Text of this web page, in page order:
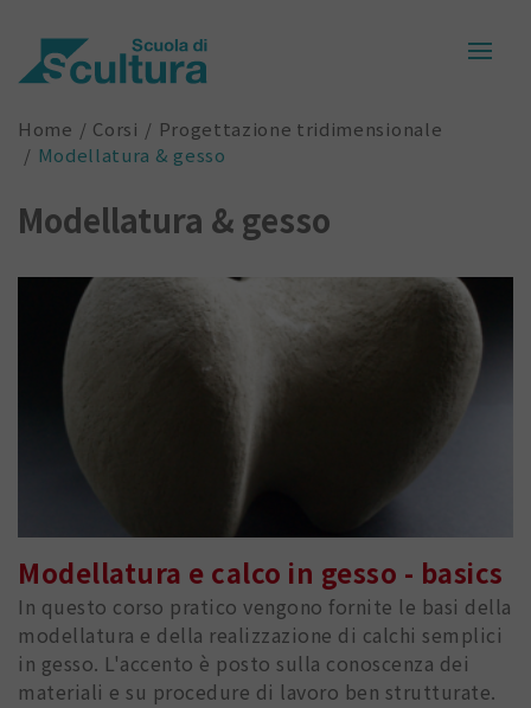
Home Corsi
Progettazione tridimensionale
Modellatura & gesso
Modellatura & gesso
Modellatura e calco in gesso - basics
In questo corso pratico vengono fornite le basi della
modellatura e della realizzazione di calchi semplici
in gesso. L'accento è posto sulla conoscenza dei
materiali e su procedure di lavoro ben strutturate.